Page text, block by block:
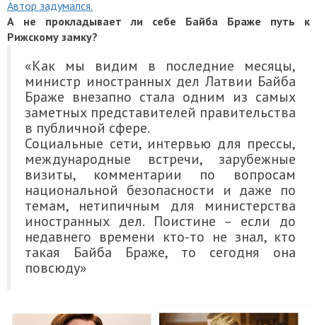
Автор задумался.
А не прокладывает ли себе Байба Браже путь к
Рижскому замку?
«Как мы видим в последние месяцы,
министр иностранных дел Латвии Байба
Браже внезапно стала одним из самых
заметных представителей правительства
в публичной сфере.
Социальные сети, интервью для прессы,
международные встречи, зарубежные
визиты, комментарии по вопросам
национальной безопасности и даже по
темам, нетипичным для министерства
иностранных дел. Поистине – если до
недавнего времени кто-то не знал, кто
такая Байба Браже, то сегодня она
повсюду»